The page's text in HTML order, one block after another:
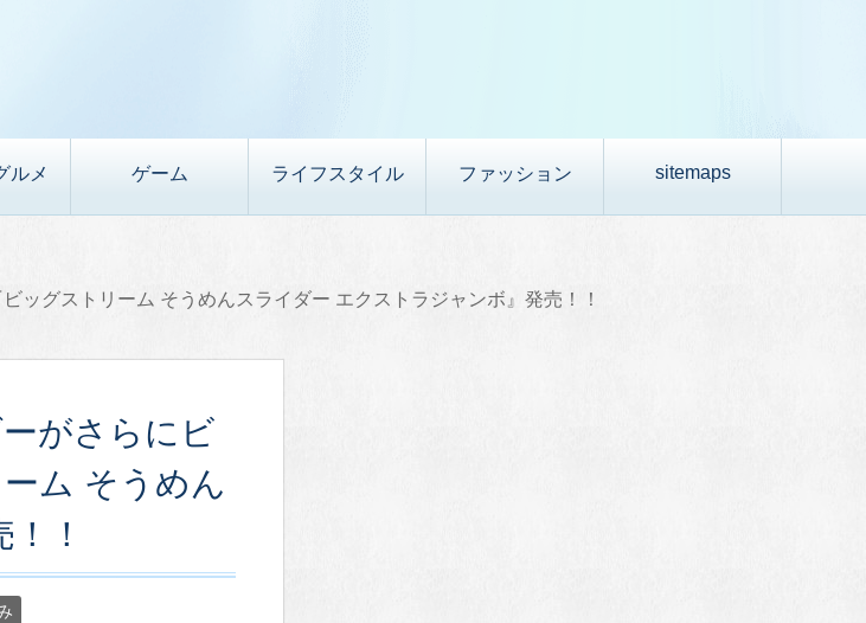
ルメ ゲーム ライフスタイル ファッション sitemaps
ッグストリーム そうめんスライダー エクストラジャンボ』発売！！
がさらにビ
ム そうめん
！